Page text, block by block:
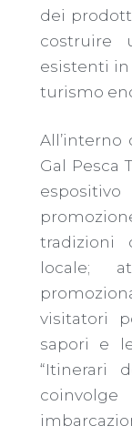
dei
costruire
esistenti
turismo
All’interno
Gal Pesca
tradizioni
locale;
visitatori
sapori e
“Itinerari